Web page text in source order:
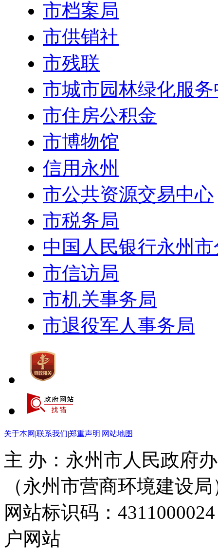
市档案局
市供销社
市残联
市城市园林绿化服
市住房公积金
市博物馆
信用永州
市公共资源交易中心
市税务局
中国人民银行永州
市信访局
市机关事务局
市退役军人事务局
关于本网 |联系我们|郑重声明|网站地图
主 办：永州市人民政府
（永州市营商环境建设局
网站标识码：
户网站